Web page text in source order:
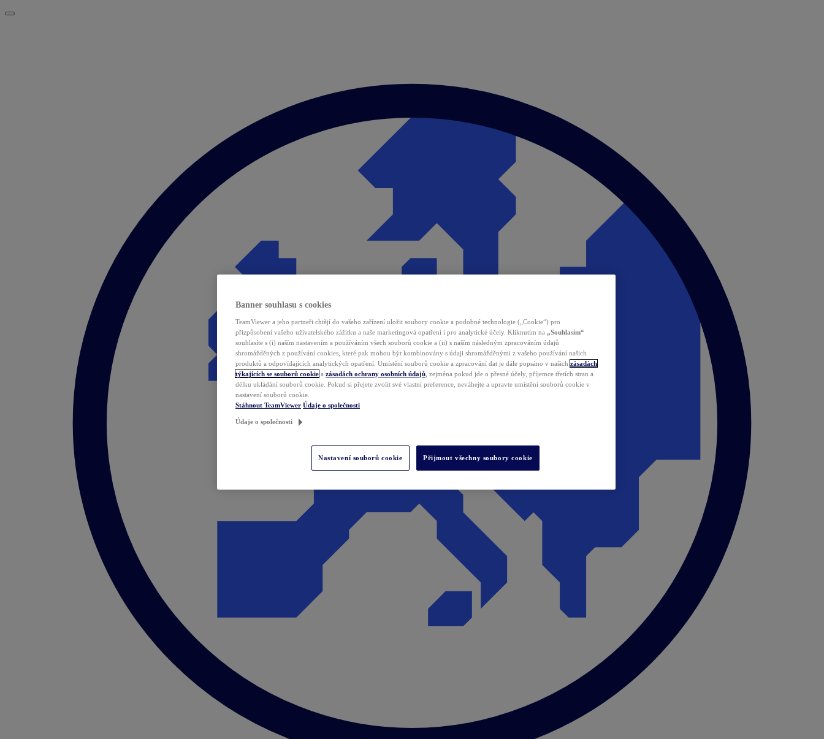
Banner souhlasu s cookies
TeamViewer a jeho partneři chtějí do vašeho zařízení uložit soubory cookie a podobné technologie („Cookie“) pro
přizpůsobení vašeho uživatelského zážitku a naše marketingová opatření i pro analytické účely. Kliknutím na „Souhlasím“
souhlasíte s (i) naším nastavením a používáním všech souborů cookie a (ii) s naším následným zpracováním údajů
shromážděných z používání cookies, které pak mohou být kombinovány s údaji shromážděnými z vašeho používání našich
produktů a odpovídajících analytických opatření. Umístění souborů cookie a zpracování dat je dále popsáno v našich zásadách
týkajících se souborů cookie a zásadách ochrany osobních údajů , zejména pokud jde o přesné účely, příjemce třetích stran a
délku ukládání souborů cookie. Pokud si přejete zvolit své vlastní preference, neváhejte a upravte umístění souborů cookie v
nastavení souborů cookie.
Stáhnout TeamViewer Údaje o společnosti
Údaje o společnosti
Nastavení souborů cookie Přijmout všechny soubory cookie